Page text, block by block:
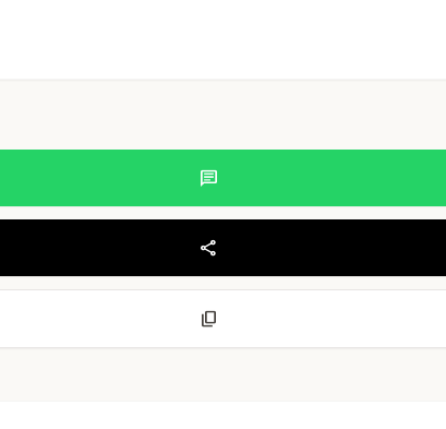
chat
share
content_copy